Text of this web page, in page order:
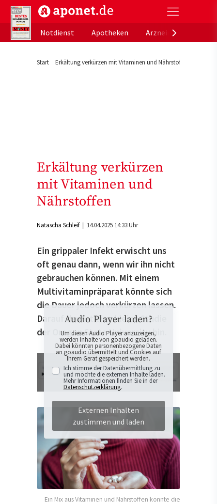
aponet.de - Das offizielle Gesundheitsportal der
Notdienst
Apotheken
Start Erkältung verkürzen mit Vitaminen und Nährstoffen
Erkältung verkürzen
mit Vitaminen und
Nährstoffen
Natascha Schleif| 14.04.2025 14:33 Uhr
Ein grippaler Infekt erwischt uns
oft genau dann, wenn wir ihn nicht
gebrauchen können. Mit einem
Multivitaminpräparat könnte sich
die Dauer jedoch verkürzen lassen.
Darauf deutet eine kleine Studie
der Oregon State University hin.
Audio Player laden?
Um diesen Audio Player anzuzeigen,
werden Inhalte von goaudio geladen.
Dabei könnten personenbezogene Daten
an goaudio übermittelt und Cookies auf
Ihrem Gerät gespeichert werden.
Ich stimme der Datenübermittlung zu
und möchte die externen Inhalte laden.
Mehr Informationen finden Sie in der
Datenschutzerklärung.
Externen Inhalten
zustimmen und laden
Ein Mix aus Vitaminen und Nährstoffen könnte die